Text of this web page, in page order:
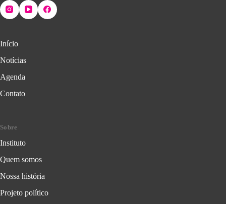
Início
Notícias
Agenda
Contato
Sobre
Instituto
Quem somos
Nossa história
Projeto político